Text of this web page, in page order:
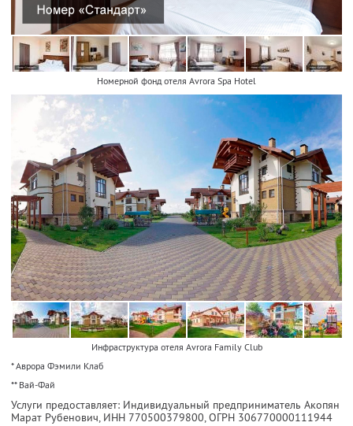
Номерной фонд отеля Avrora Spa Hotel
Инфраструктура отеля Avrora Family Club
* Аврора Фэмили Клаб
** Вай-Фай
Услуги предоставляет: Индивидуальный предприниматель Акопян
Марат Рубенович, ИНН 770500379800, ОГРН 306770000111944